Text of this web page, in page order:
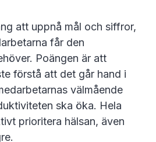
att uppnå mål och siffror,
får den
Poängen är att
förstå att det går hand i
välmående
ska öka. Hela
prioritera hälsan, även